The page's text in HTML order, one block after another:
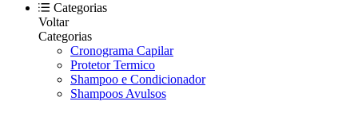
Categorias
Voltar
Categorias
Cronograma Capilar
Protetor Termico
Shampoo e Condicionador
Shampoos Avulsos